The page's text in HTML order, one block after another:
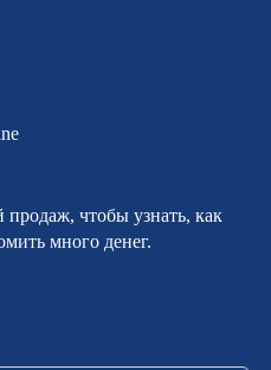
чтобы узнать, как
много денег.